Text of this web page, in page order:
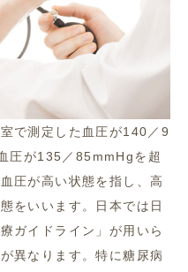
で測定した血圧が140／9
圧が135／85mmHgを超
圧が高い状態を指し、高
をいいます。日本では日
ガイドライン」が用いら
異なります。特に糖尿病